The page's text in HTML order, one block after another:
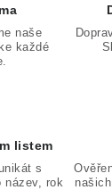
naše
každé
listem
s
název, rok